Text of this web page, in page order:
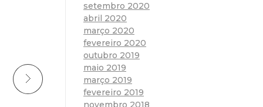
setembro 2020
abril 2020
março 2020
fevereiro 2020
outubro 2019
maio 2019
março 2019
fevereiro 2019
novembro 2018